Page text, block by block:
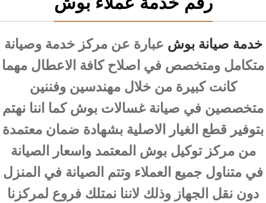
خدمة صيانة بوش عبارة عن مركز خدمة وصيانة
متكامل ومتخصص في اصلاح كافة الاعطال مهما
كانت كبيرة من خلال مهندسين وفننين
متخصصين في صيانة غسالات بوش كما اننا نهتم
بتوفير قطع الغيار الاصلية بشهادة ضمان معتمدة
من مركز توكيل بوش المعتمد واسعار الصيانة
في متناول جميع العملاء وتتم الصيانة في المنزل
دون نقل الجهاز وذلك لاننا نمتلك فروع لمركزنا